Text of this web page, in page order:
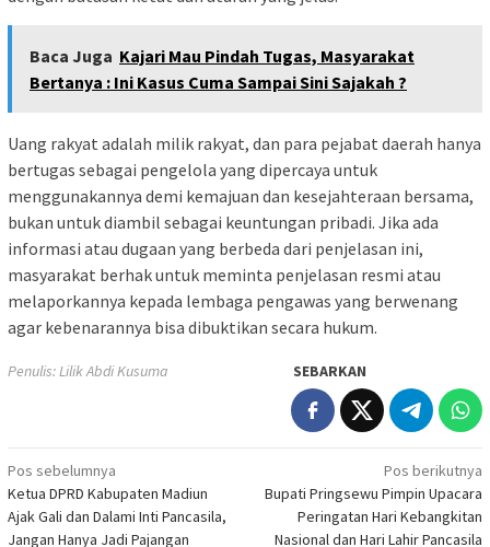
Baca Juga Kajari Mau Pindah Tugas, Masyarakat
Bertanya : Ini Kasus Cuma Sampai Sini Sajakah ?
Uang rakyat adalah milik rakyat, dan para pejabat daerah hanya
bertugas sebagai pengelola yang dipercaya untuk
menggunakannya demi kemajuan dan kesejahteraan bersama,
bukan untuk diambil sebagai keuntungan pribadi. Jika ada
informasi atau dugaan yang berbeda dari penjelasan ini,
masyarakat berhak untuk meminta penjelasan resmi atau
melaporkannya kepada lembaga pengawas yang berwenang
agar kebenarannya bisa dibuktikan secara hukum.
Penulis: Lilik Abdi Kusuma SEBARKAN
Navigasi
pos
Pos sebelumnya
Ketua DPRD Kabupaten Madiun
Ajak Gali dan Dalami Inti Pancasila,
Jangan Hanya Jadi Pajangan
Pos berikutnya
Bupati Pringsewu Pimpin Upacara
Peringatan Hari Kebangkitan
Nasional dan Hari Lahir Pancasila